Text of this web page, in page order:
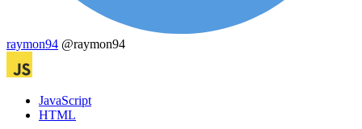
raymon94 @raymon94
JavaScript
HTML